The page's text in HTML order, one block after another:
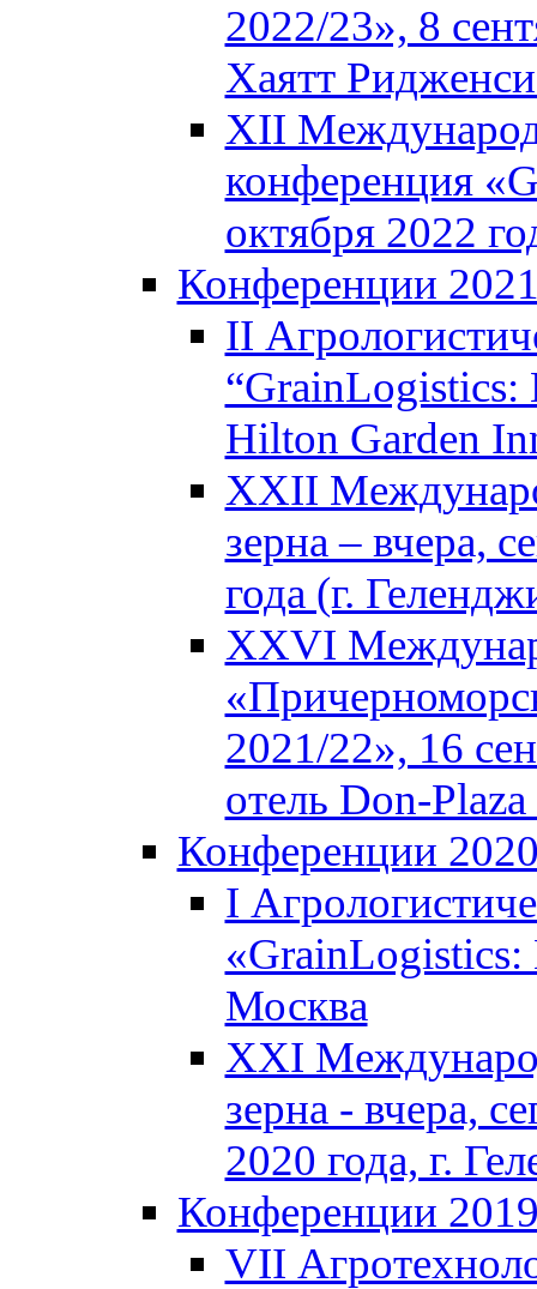
2022/23», 8
Хаятт
XII
конференция
октября 2022
Конференции
II
“GrainLogistics:
Hilton Garden
XXII
зерна – вчера,
года (г.
XXVI
2021/22», 16
отель Don-
Конференции
I
«GrainLogistics:
Москва
XXI
зерна - вчера,
2020 года, г.
Конференции
VII